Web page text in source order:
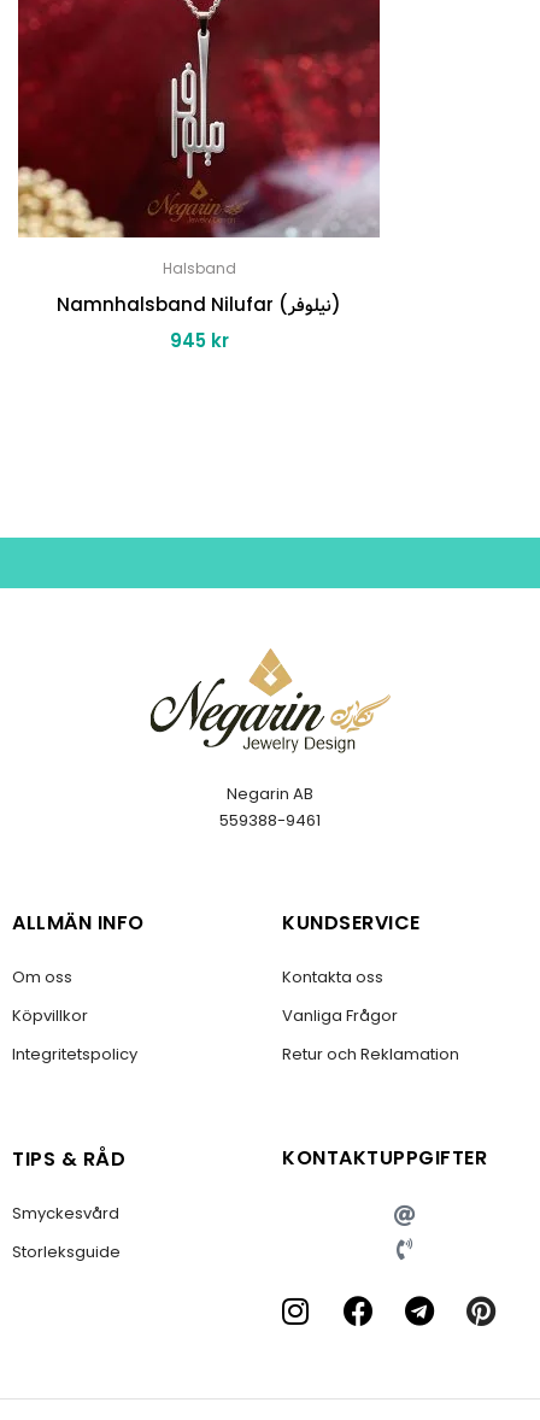
Halsband
Namnhalsband Nilufar (نیلوفر)
945 kr
Negarin AB
559388-9461
ALLMÄN INFO
Om oss
Köpvillkor
Integritetspolicy
KUNDSERVICE
Kontakta oss
Vanliga Frågor
Retur och Reklamation
TIPS & RÅD
Smyckesvård
Storleksguide
KONTAKTUPPGIFTER